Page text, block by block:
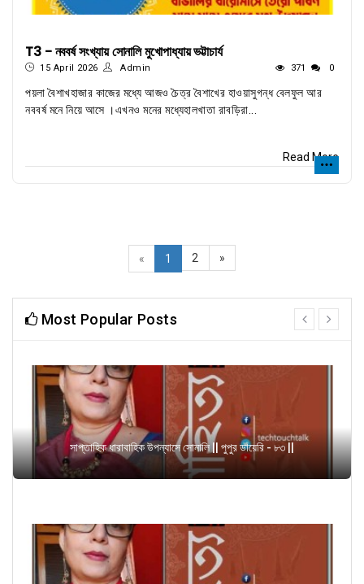
T3 - নববর্ষ সংখ্যায় সোনালি মুখোপাধ্যায় ভট্টাচার্য
15 April 2026 Admin 371 0
পয়লা বৈশাখহাজার কাজের মধ্যে আজও চৈত্র বৈশাখের হাওয়াসুগন্ধ বেলফুল আর
নববর্ষ মনে নিয়ে আসে ।এখনও মনের মধ্যেহালখাতা রাবড়িরা...
Read More
« 1 2 »
Most Popular Posts
সাপ্তাহিক ধারাবাহিক উপন্যাসে সোনালি || পুপুর ডায়েরি - ৮৩ ||
prev